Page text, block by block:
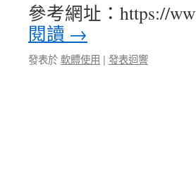
參考網址：https://
閱讀 →
發表於軟體使用 | 發表迴響